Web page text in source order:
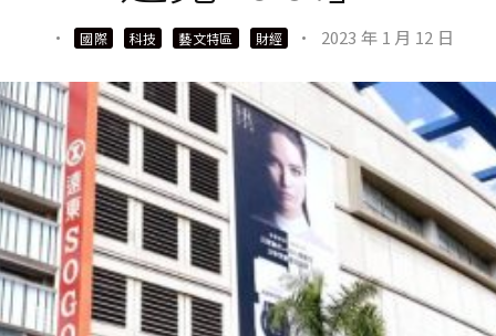
· 國際 科技 藝文特區 財經 · 2023 年 1 月 12 日